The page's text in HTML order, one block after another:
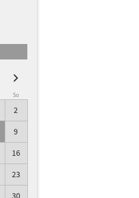
So
2
9
16
23